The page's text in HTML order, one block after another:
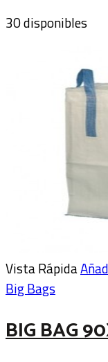
30 disponibles
Vista Rápida
Big Bags
BIG BAG